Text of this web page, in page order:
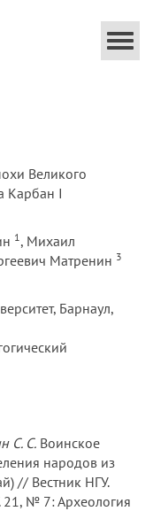
Великого
Карбан I
1, Михаил
Матренин 3
Барнаул,
С. С. Воинское
народов из
// Вестник НГУ.
21, № 7: Археология